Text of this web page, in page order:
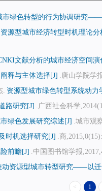
市绿色转型的行为协调研究
源型城市经济转型时机理论
文献分析的城市经济空间
释与主体选择[J] .唐山学院学
. 资源型城市绿色转型系统动
路研究[J] .广西社会科学
绿色发展研究综述[J] .城市观
时机选择研究[J] .商
前瞻[J] .中国图书馆学报
动资源型城市转型研究——以
< 1